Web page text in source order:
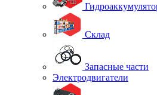
Склад
Запасные части
Электродвигатели